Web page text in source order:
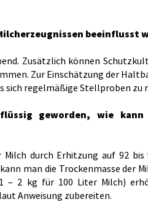
beeinflusst
Zusätzlich können
Zur Einschätzung der
regelmäßige Stellproben zu
geworden, wie
durch Erhitzung auf 92 bis
man die Trockenmasse der
– 2 kg für 100 Liter Milch)
Anweisung zubereiten.